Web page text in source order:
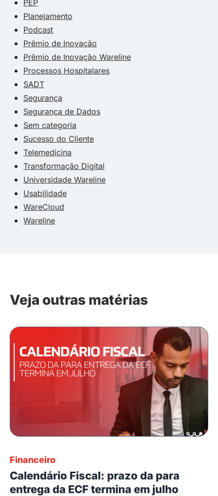
PEP
Planejamento
Podcast
Prêmio de Inovação
Prêmio de Inovação Wareline
Processos Hospitalares
SADT
Segurança
Segurança de Dados
Sem categoria
Sucesso do Cliente
Telemedicina
Transformação Digital
Universidade Wareline
Usabilidade
WareCloud
Wareline
Veja outras matérias
Financeiro
Calendário Fiscal: prazo da para
entrega da ECF termina em julho